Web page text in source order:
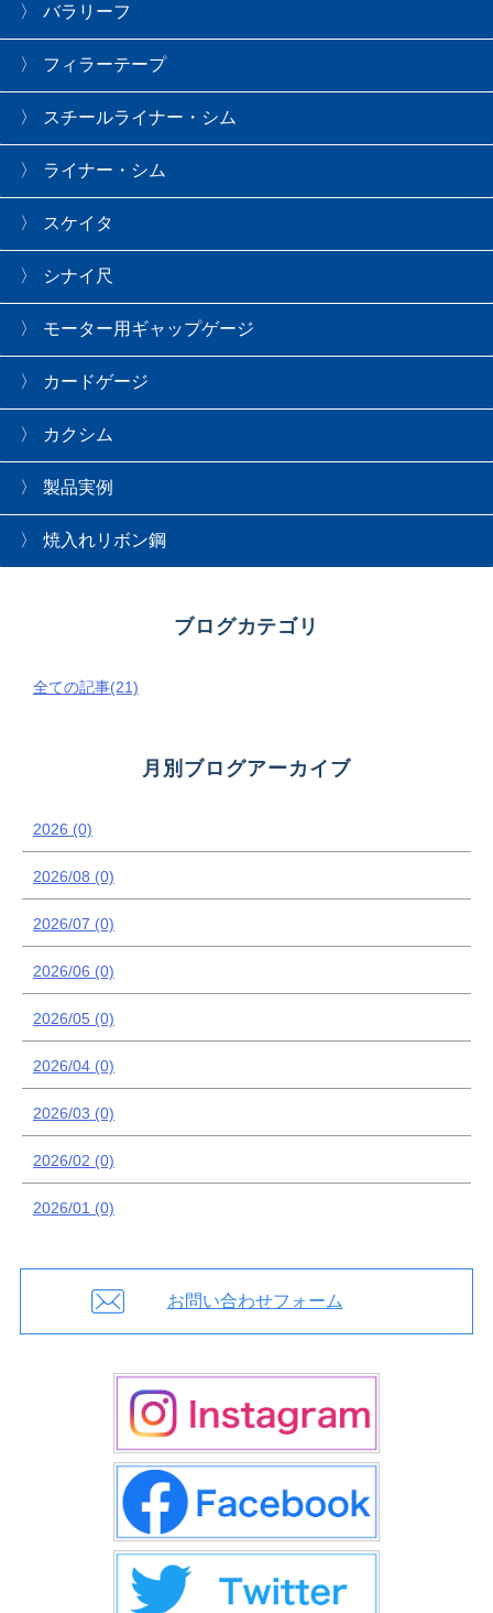
バラリーフ
フィラーテープ
スチールライナー・シム
ライナー・シム
スケイタ
シナイ尺
モーター用ギャップゲージ
カードゲージ
カクシム
製品実例
焼入れリボン鋼
ブログカテゴリ
全ての記事(21)
月別ブログアーカイブ
2026 (0)
2026/08 (0)
2026/07 (0)
2026/06 (0)
2026/05 (0)
2026/04 (0)
2026/03 (0)
2026/02 (0)
2026/01 (0)
お問い合わせフォーム